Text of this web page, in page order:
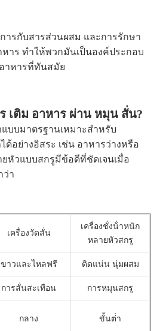
ารกับสารส่วนผสม และการรักษา
าร ทําให้พวกมันเป็นองค์ประกอบ
าหารที่ทันสมัย
เติม อาหาร ผ่าน หมุน สั่น?
บบมาตรฐานเหมาะสําหรับ
อย่างอิสระ เช่น อาหารว่างหรือ
ยหัวแบบสกรูมีข้อดีที่ชัดเจนเมื่อ
ว่า
เครื่องวัดสั่น
เครื่องชั่งน้ําหนัก
หลายหัวสกรู
ขาวและไหลฟรี ติดแน่น นุ่มผสม
การสั่นสะเทือน การหมุนสกรู
กลาง ขั้นต่ํา